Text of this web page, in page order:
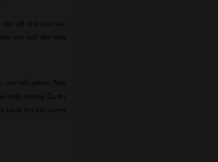
cất nhà cửa vào
cho tuổi làm nhà
còn nếu phạm Tam
hoặc Hoàng Ốc thì
hành thủ tục mượn